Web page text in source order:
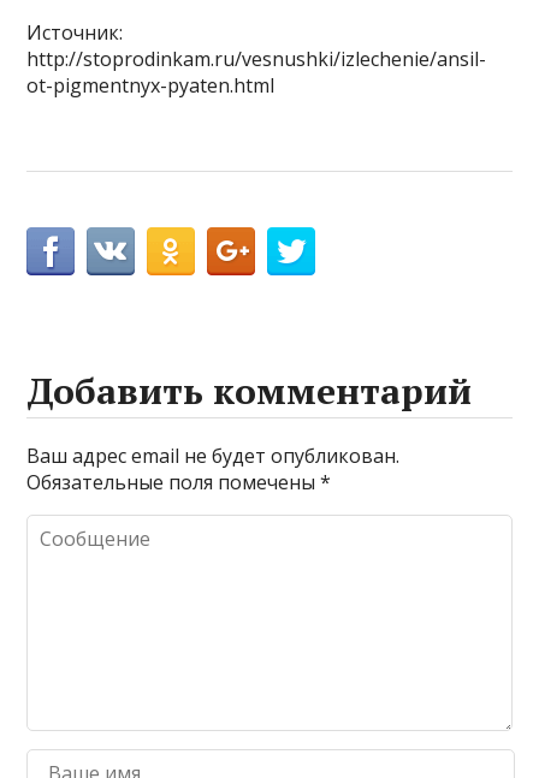
Источник:
http://stoprodinkam.ru/vesnushki/izlechenie/ansil-
ot-pigmentnyx-pyaten.html
Добавить комментарий
Ваш адрес email не будет опубликован.
Обязательные поля помечены*